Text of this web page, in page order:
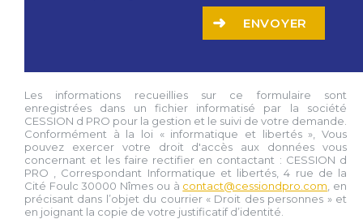
ENVOYER
Les informations recueillies sur ce formulaire sont
enregistrées dans un fichier informatisé par la société
CESSION d PRO pour la gestion et le suivi de votre demande.
Conformément à la loi « informatique et libertés », Vous
pouvez exercer votre droit d'accès aux données vous
concernant et les faire rectifier en contactant : CESSION d
PRO
, Correspondant Informatique et libertés,4 rue de la
Cité Foulc 30000 Nîmes ou à contact@cessiondpro.com , en
précisant dans l’objet du courrier « Droit des personnes » et
en joignant la copie de votre justificatif d’identité.